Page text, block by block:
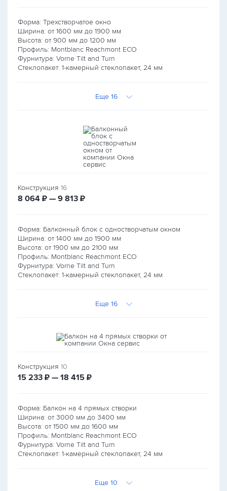
Форма: Трехстворчатое окно
Ширина: от 1600 мм до 1900 мм
Высота: от 900 мм до 1200 мм
Профиль: Montblanc Reachmont ECO
Фурнитура: Vorne Tilt and Turn
Стеклопакет: 1-камерный стеклопакет, 24 мм
Еще 16
Конструкция 16
8 064 руб.
₽ — 9 813 руб.
₽
Форма: Балконный блок с одностворчатым окном
Ширина: от 1400 мм до 1900 мм
Высота: от 1900 мм до 2100 мм
Профиль: Montblanc Reachmont ECO
Фурнитура: Vorne Tilt and Turn
Стеклопакет: 1-камерный стеклопакет, 24 мм
Еще 16
Конструкция 10
15 233 руб.
₽ — 18 415 руб.
₽
Форма: Балкон на 4 прямых створки
Ширина: от 3000 мм до 3400 мм
Высота: от 1500 мм до 1600 мм
Профиль: Montblanc Reachmont ECO
Фурнитура: Vorne Tilt and Turn
Стеклопакет: 1-камерный стеклопакет, 24 мм
Еще 10